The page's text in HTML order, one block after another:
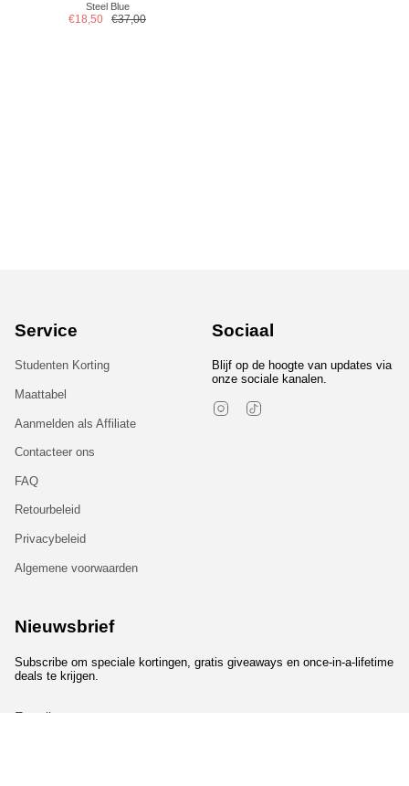
Steel Blue
€18,50 €37,00
Service
Studenten Korting
Maattabel
Aanmelden als Affiliate
Contacteer ons
FAQ
Retourbeleid
Privacybeleid
Algemene voorwaarden
Sociaal
Blijf op de hoogte van updates via
onze sociale kanalen.
Instagram
Nieuwsbrief
Subscribe om speciale kortingen, gratis giveaways en once-in-a-lifetime
deals te krijgen.